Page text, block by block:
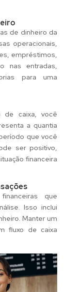
de dinheiro da
operacionais,
empréstimos,
nas entradas,
para uma
de caixa, você
a quantia
que você
ser positivo,
financeira
que
Isso inclui
Manter um
fluxo de caixa